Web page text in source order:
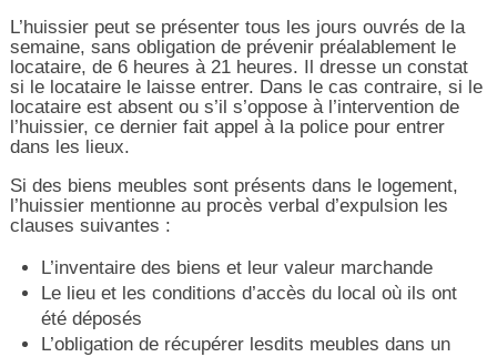
L’huissier peut se présenter tous les jours ouvrés de la
semaine, sans obligation de prévenir préalablement le
locataire, de 6 heures à 21 heures. Il dresse un constat
si le locataire le laisse entrer. Dans le cas contraire, si le
locataire est absent ou s’il s’oppose à l’intervention de
l’huissier, ce dernier fait appel à la police pour entrer
dans les lieux.
Si des biens meubles sont présents dans le logement,
l’huissier mentionne au procès verbal d’expulsion les
clauses suivantes :
L’inventaire des biens et leur valeur marchande
Le lieu et les conditions d’accès du local où ils ont
été déposés
L’obligation de récupérer lesdits meubles dans un